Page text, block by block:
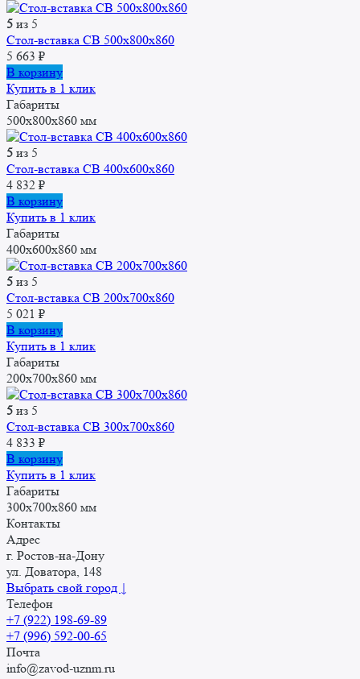
5 из 5
Стол-вставка СВ 500x800x860
5 663 ₽
В корзину
Купить в 1 клик
Габариты
500x800x860 мм
5 из 5
Стол-вставка CВ 400x600x860
4 832 ₽
В корзину
Купить в 1 клик
Габариты
400x600x860 мм
5 из 5
Стол-вставка СВ 200x700x860
5 021 ₽
В корзину
Купить в 1 клик
Габариты
200x700x860 мм
5 из 5
Стол-вставка СВ 300x700x860
4 833 ₽
В корзину
Купить в 1 клик
Габариты
300x700x860 мм
Контакты
Адрес
г. Ростов-на-Дону
ул. Доватора, 148
Выбрать свой город ↓
Телефон
+7 (922) 198-69-89
+7 (996) 592-00-65
Почта
info@zavod-uznm.ru